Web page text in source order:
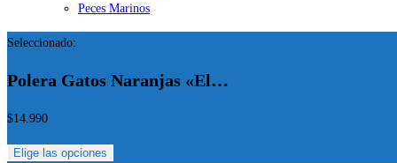
Peces Marinos
Seleccionado:
Polera Gatos Naranjas «El…
$14.990
Elige las opciones